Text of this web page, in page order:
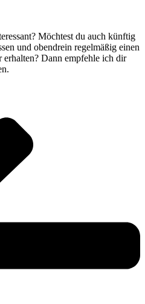
Möchtest du auch künftig
und obendrein regelmäßig einen
Dann empfehle ich dir